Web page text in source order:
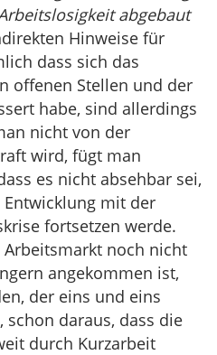
abgebaut
Hinweise für
dass sich das
offenen Stellen und der
habe, sind allerdings
nicht von der
wird, fügt man
es nicht absehbar sei,
mit der
fortsetzen werde.
noch nicht
angekommen ist,
der eins und eins
schon daraus, dass die
durch Kurzarbeit